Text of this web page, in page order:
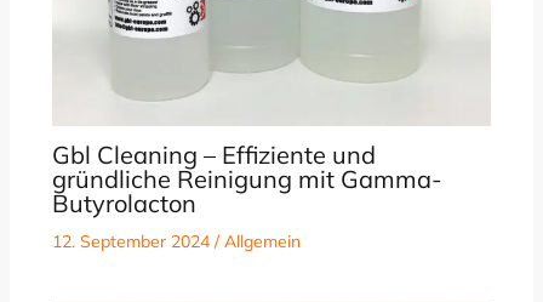
Gbl Cleaning – Effiziente und
gründliche Reinigung mit Gamma-
Butyrolacton
12. September 2024 /Allgemein